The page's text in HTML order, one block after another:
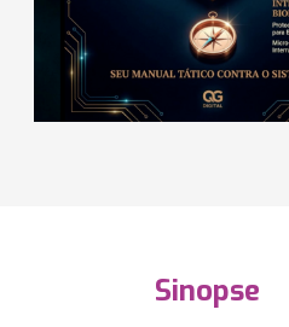
Sinopse